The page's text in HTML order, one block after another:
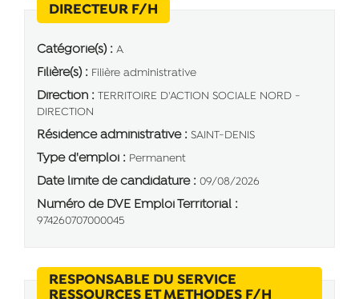
DIRECTEUR F/H
Catégorie(s) : A
Filière(s) : Filière administrative
Direction : TERRITOIRE D'ACTION SOCIALE NORD -
DIRECTION
Résidence administrative : SAINT-DENIS
Type d'emploi : Permanent
Date limite de candidature : 09/08/2026
Numéro de DVE Emploi Territorial :
974260707000045
RESPONSABLE DU SERVICE
RESSOURCES ET METHODES F/H